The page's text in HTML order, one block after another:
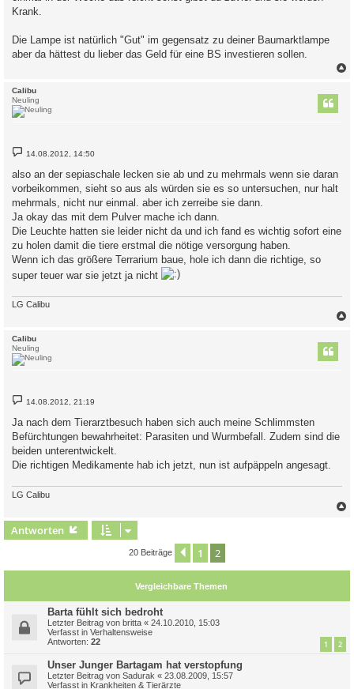
Krank.
Die Lampe ist natürlich "Gut" im gegensatz zu deiner Baumarktlampe
aber da hättest du lieber das Geld für eine BS investieren sollen.
Calibu
Neuling
B
e
t
r
a
g
14.08.2012, 14:50
also an der sepiaschale lecken sie ab und zu mehrmals wenn sie daran
vorbeikommen, sieht so aus als würden sie es so untersuchen, nur halt
mehrmals, nicht nur einmal. aber ich zerreibe sie dann.
Ja okay das mit dem Pulver mache ich dann.
Die Leuchte hatten sie leider nicht da und ich fand es wichtig sofort eine
zu holen damit die tiere erstmal die nötige versorgung haben.
Wenn ich das größere Terrarium baue, hole ich dann die richtige, so
super teuer war sie jetzt ja nicht
LG Calibu
Calibu
Neuling
B
e
t
r
a
g
14.08.2012, 21:19
Ja nach dem Tierarztbesuch haben sich auch meine Schlimmsten
Befürchtungen bewahrheitet: Parasiten und Wurmbefall. Zudem sind die
beiden unterentwickelt.
Die richtigen Medikamente hab ich jetzt, nun ist aufpäppeln angesagt.
LG Calibu
e
Antworten
20 Beiträge Vorherige
1 2
Vergleichbare Themen
Barta fühlt sich bedroht
Letzter Beitrag von britta « 24.10.2010, 15:03
Verfasst in Verhaltensweise
Antworten: 22 1 2
Unser Junger Bartagam hat verstopfung
Letzter Beitrag von Sadurak « 23.08.2009, 15:57
Verfasst in Krankheiten & Tierärzte